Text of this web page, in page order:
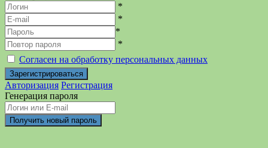
*
*
*
*
Согласен на обработку персональных данных
Авторизация Регистрация
Генерация пароля